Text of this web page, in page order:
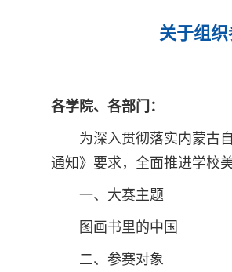
关于组
各学院、各部门：
为深入贯彻落实内蒙古
通知》要求，全面推进学校
一、大赛主题
图画书里的中国
二、参赛对象